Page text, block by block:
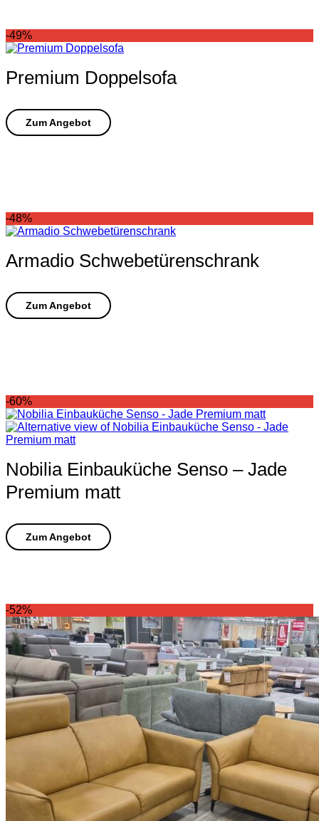
-49%
Premium Doppelsofa
-48%
Armadio Schwebetürenschrank
-60%
Nobilia Einbauküche Senso – Jade
Premium matt
-52%